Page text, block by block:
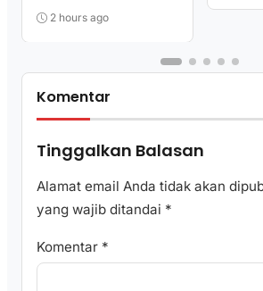
Berkualitas
2 hours ago
Komentar
Tinggalkan Balasan
Alamat email Anda tidak akan
yang wajib ditandai *
Komentar *